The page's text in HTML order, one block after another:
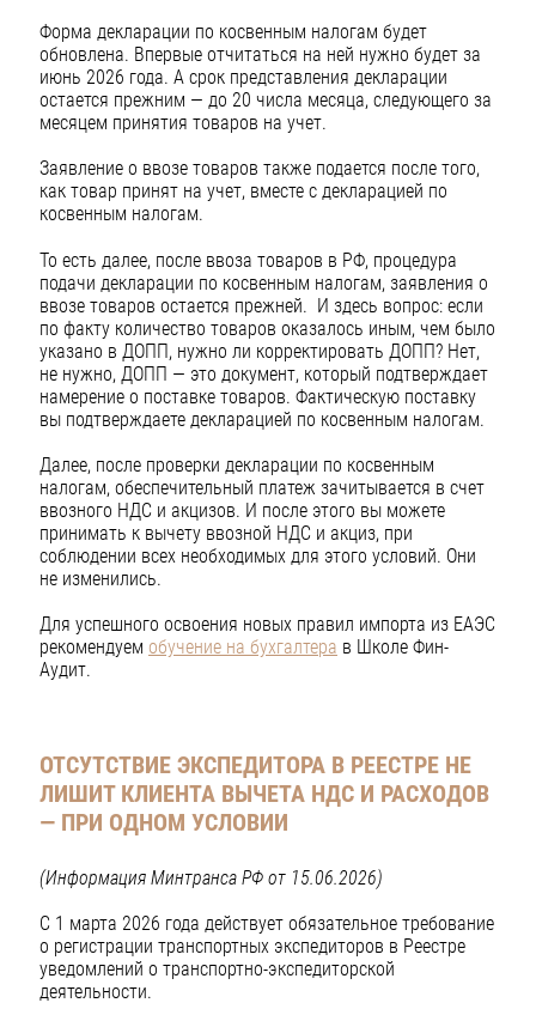
Форма декларации по косвенным налогам будет
обновлена. Впервые отчитаться на ней нужно будет за
июнь 2026 года. А срок представления декларации
остается прежним — до 20 числа месяца, следующего за
месяцем принятия товаров на учет.
Заявление о ввозе товаров также подается после того,
как товар принят на учет, вместе с декларацией по
косвенным налогам.
То есть далее, после ввоза товаров в РФ, процедура
подачи декларации по косвенным налогам, заявления о
ввозе товаров остается прежней. И здесь вопрос: если
по факту количество товаров оказалось иным, чем было
указано в ДОПП, нужно ли корректировать ДОПП? Нет,
не нужно, ДОПП — это документ, который подтверждает
намерение о поставке товаров. Фактическую поставку
вы подтверждаете декларацией по косвенным налогам.
Далее, после проверки декларации по косвенным
налогам, обеспечительный платеж зачитывается в счет
ввозного НДС и акцизов. И после этого вы можете
принимать к вычету ввозной НДС и акциз, при
соблюдении всех необходимых для этого условий. Они
не изменились.
Для успешного освоения новых правил импорта из ЕАЭС
рекомендуем обучение на бухгалтера в Школе Фин-
Аудит.
ОТСУТСТВИЕ ЭКСПЕДИТОРА В РЕЕСТРЕ НЕ
ЛИШИТ КЛИЕНТА ВЫЧЕТА НДС И РАСХОДОВ
— ПРИ ОДНОМ УСЛОВИИ
(Информация Минтранса РФ от 15.06.2026)
С 1 марта 2026 года действует обязательное требование
о регистрации транспортных экспедиторов в Реестре
уведомлений о транспортно-экспедиторской
деятельности.